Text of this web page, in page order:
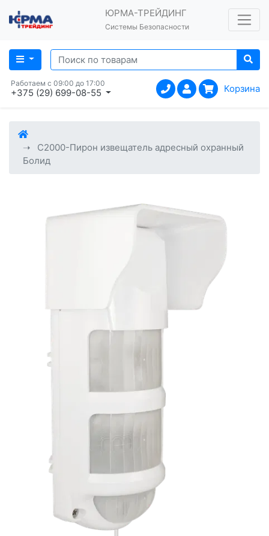
ЮРМА-ТРЕЙДИНГ
Системы Безопасности
Работаем с 09:00 до 17:00
+375 (29) 699-08-55 Корзина
С2000-Пирон извещатель адресный охранный
Болид